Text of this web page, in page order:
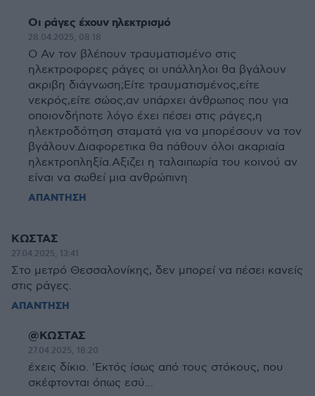
Οι ράγες έχουν ηλεκτρισμό
28.04.2025, 08:18
Ο Αν τον βλέπουν τραυματισμένο στις
ηλεκτροφορες ράγες οι υπάλληλοι θα βγάλουν
ακριβη διάγνωση;Είτε τραυματισμένος,είτε
νεκρός,είτε σώος,αν υπάρχει άνθρωπος που για
οποιονδήποτε λόγο έχει πέσει στις ράγες,η
ηλεκτροδότηση σταματά για να μπορέσουν να τον
βγάλουν.Διαφορετικα θα πάθουν όλοι ακαριαία
ηλεκτροπληξία.Αξιζει η ταλαιπωρία του κοινού αν
είναι να σωθεί μια ανθρώπινη
ΑΠΑΝΤΗΣΗ
ΚΩΣΤΑΣ
27.04.2025, 13:41
Στο μετρό Θεσσαλονίκης, δεν μπορεί να πέσει κανείς
στις ράγες.
ΑΠΑΝΤΗΣΗ
@ΚΩΣΤΑΣ
27.04.2025, 18:20
έχεις δίκιο. 'Εκτός ίσως από τους στόκους, που
σκέφτονται όπως εσύ...